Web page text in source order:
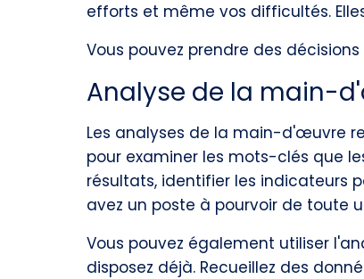
efforts et même vos difficultés.
Vous pouvez prendre des
Analyse de la main-
Les analyses de la main-d'œuvre
pour examiner les mots-clés que
résultats, identifier les indicateurs
avez un poste à pourvoir de toute
Vous pouvez également utiliser
disposez déjà. Recueillez des